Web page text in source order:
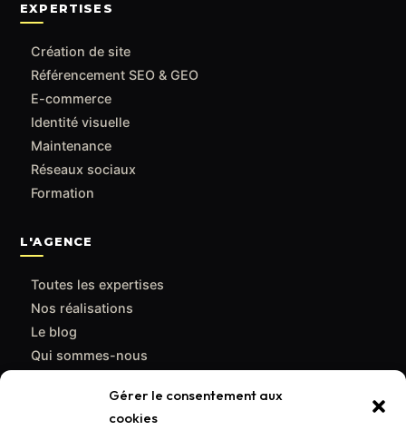
Gérer le consentement aux
cookies
EXPERTISES
Création de site
Référencement SEO & GEO
E-commerce
Identité visuelle
Maintenance
Réseaux sociaux
Formation
L'AGENCE
Toutes les expertises
Nos réalisations
Le blog
Qui sommes-nous